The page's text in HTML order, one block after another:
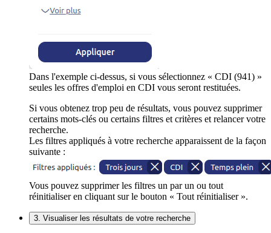
Dans l'exemple ci-dessus, si vous sélectionnez « CDI (941) »
seules les offres d'emploi en CDI vous seront restituées.
Si vous obtenez trop peu de résultats, vous pouvez supprimer
certains mots-clés ou certains filtres et critères et relancer votre
recherche.
Les filtres appliqués à votre recherche apparaissent de la façon
suivante :
Vous pouvez supprimer les filtres un par un ou tout
réinitialiser en cliquant sur le bouton « Tout réinitialiser ».
3. Visualiser les résultats de votre recherche